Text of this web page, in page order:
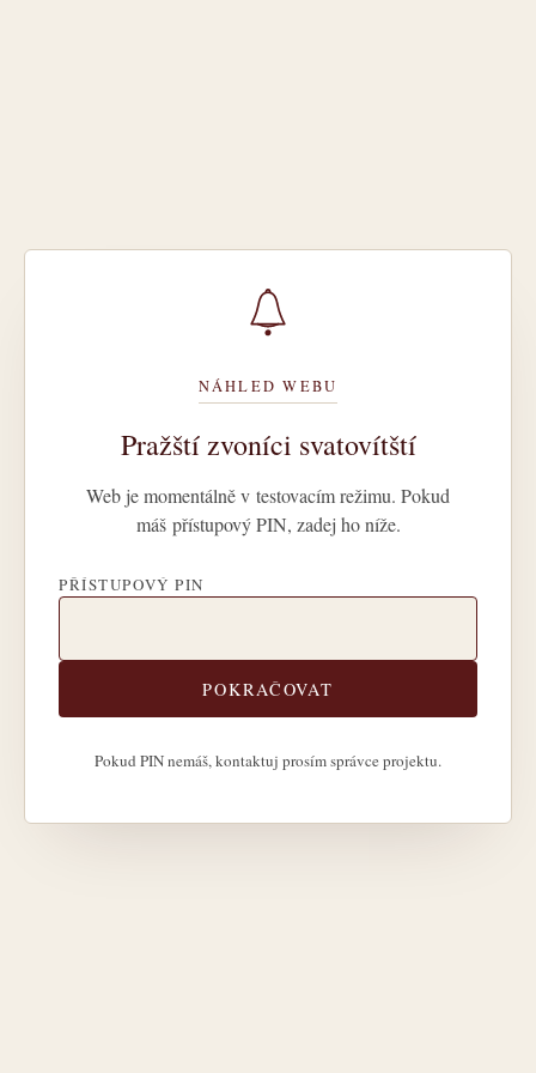
NÁHLED WEBU
Pražští zvoníci svatovítští
Web je momentálně v testovacím režimu. Pokud
máš přístupový PIN, zadej ho níže.
PŘÍSTUPOVÝ PIN
POKRAČOVAT
Pokud PIN nemáš, kontaktuj prosím správce projektu.